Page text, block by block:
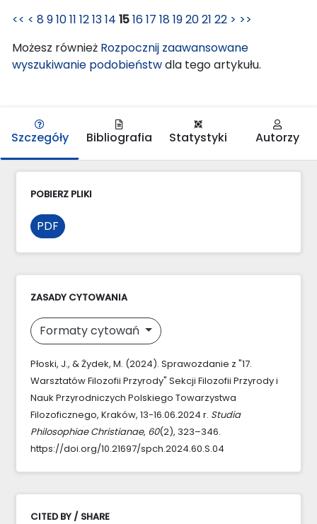
<< < 891011 121314 151617 18192021 22 > >>
Możesz również Rozpocznij zaawansowane
wyszukiwanie podobieństwdla tego artykułu.
Szczegóły Bibliografia Statystyki Autorzy
POBIERZ PLIKI
PDF
ZASADY CYTOWANIA
Formaty cytowań
Płoski, J., & Żydek, M. (2024). Sprawozdanie z "17.
Warsztatów Filozofii Przyrody" Sekcji Filozofii Przyrody i
Nauk Przyrodniczych Polskiego Towarzystwa
Filozoficznego, Kraków, 13-16.06.2024 r. Studia
Philosophiae Christianae, 60(2), 323–346.
https://doi.org/10.21697/spch.2024.60.S.04
CITED BY / SHARE